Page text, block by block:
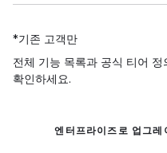
*기존 고객만
전체 기능 목록과 공식 티어 정
확인하세요.
엔터프라이즈로 업그